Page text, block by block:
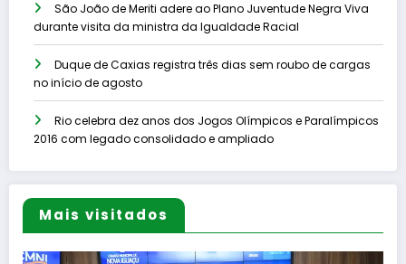
São João de Meriti adere ao Plano Juventude Negra Viva
durante visita da ministra da Igualdade Racial
Duque de Caxias registra três dias sem roubo de cargas
no início de agosto
Rio celebra dez anos dos Jogos Olímpicos e Paralímpicos
2016 com legado consolidado e ampliado
Mais visitados